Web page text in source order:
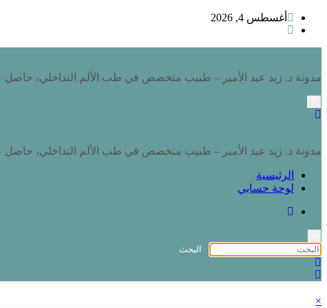
أغسطس 4, 2026
مدونة د. زيد عبد الأمير – طبيب متخصص في طب الألم التداخلي، حاصل
مدونة د. زيد عبد الأمير – طبيب متخصص في طب الألم التداخلي، حاصل
الرئيسية
لوحة حسابي
×